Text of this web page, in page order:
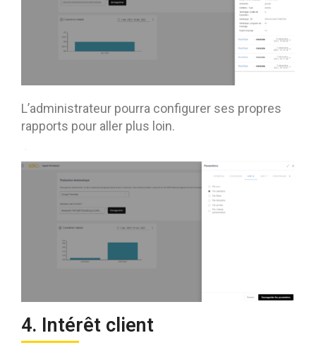
L’administrateur pourra configurer ses propres
rapports pour aller plus loin.
4. Intérêt client